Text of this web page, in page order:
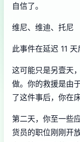
自信了。
维尼、维迪、托尼
此事件在延迟 11 天
这可能只是另壹天
做。你的救援是由
了这件事后，你在
第二天，你至一些
货员的职位刚刚开